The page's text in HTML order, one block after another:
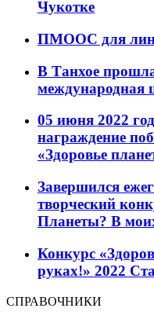
Чукотке
ПМООС для
В Танхое
международная
05 июня 2022
награждение
«Здоровье
Завершился
творческий
Планеты? В
Конкурс
руках!» 2022
СПРАВОЧНИКИ